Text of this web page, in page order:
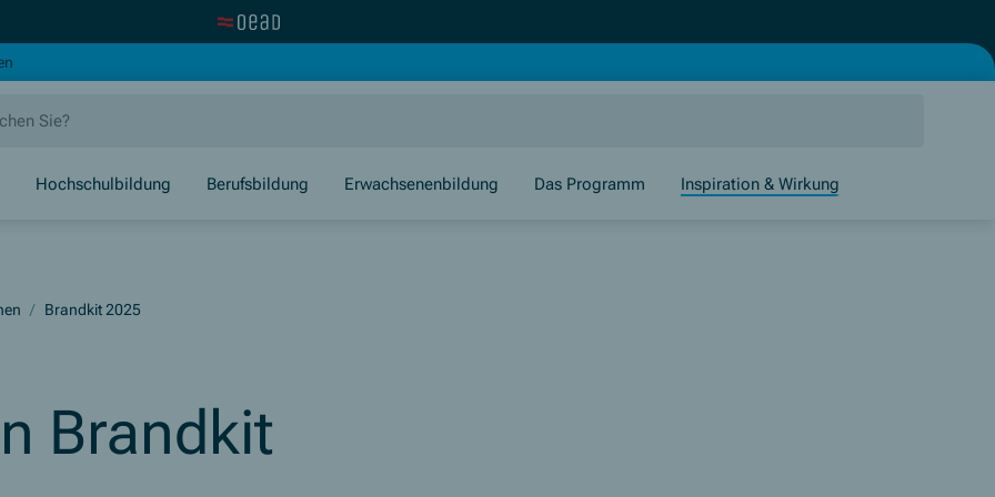
Hochschulbildung Berufsbildung Erwachsenenbildung Das Programm Inspiration & Wirkung
/ Brandkit 2025
Brandkit